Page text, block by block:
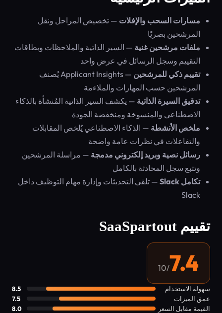
مسارات السحب والإفلات — تخصيص المراحل ونقل
المرشحين بصريًا
ملفات مرشحين غنية — السير الذاتية والملاحظات وبطاقات
التقييم وسجل الرسائل في عرض واحد
تقييم ذكي للمرشحين
— Applicant Insights يُصنف
المرشحين حسب المهارات والملاءمة
تدقيق السيرة الذاتية — يكشف السير الذاتية المُنشأة بالذكاء
الاصطناعي والمنسوخة ومنخفضة الجودة
ملخص الأنشطة — الذكاء الاصطناعي يُلخص المقابلات
والتفاعلات في نظرات عامة واضحة
رسائل نصية وبريد إلكتروني مدمجة — مراسلة المرشحين
وتتبع سجل المحادثة بالكامل
تكامل Slack
— تلقي التحديثات وإدارة مهام التوظيف داخل
Slack
تقييم SaaSpartout
7.4
/10
سهولة الاستخدام
8.5
عمق الميزات
7.5
القيمة مقابل السعر
8.0